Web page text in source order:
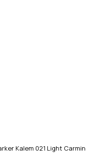
Kalem 021 Light Carmine